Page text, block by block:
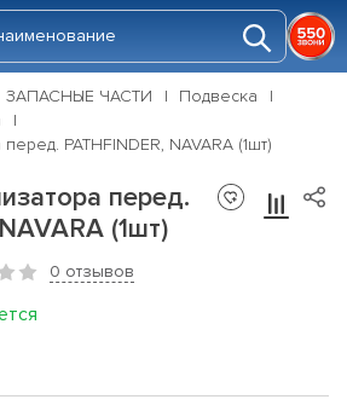
ЗАПАСНЫЕ ЧАСТИ
Подвеска
PATHFINDER, NAVARA (1шт)
перед.
(1шт)
0 отзывов